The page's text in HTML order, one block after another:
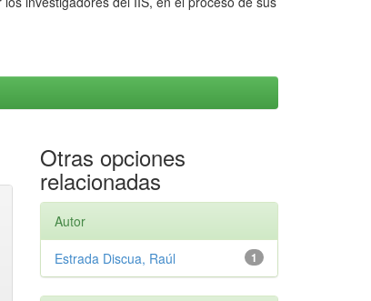
Otras opciones
relacionadas
Autor
1
Estrada Discua, Raúl